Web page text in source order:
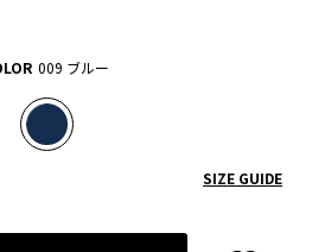
009 ブルー
SIZE GUIDE